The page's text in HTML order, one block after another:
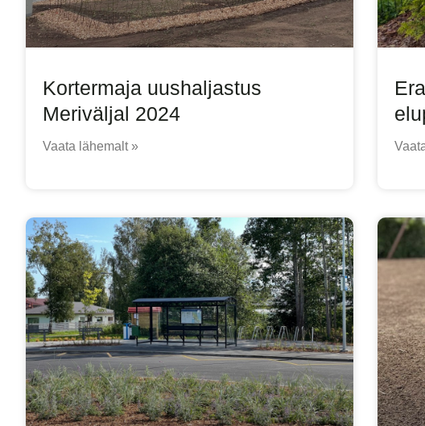
Kortermaja uushaljastus
Meriväljal 2024
Vaata lähemalt »